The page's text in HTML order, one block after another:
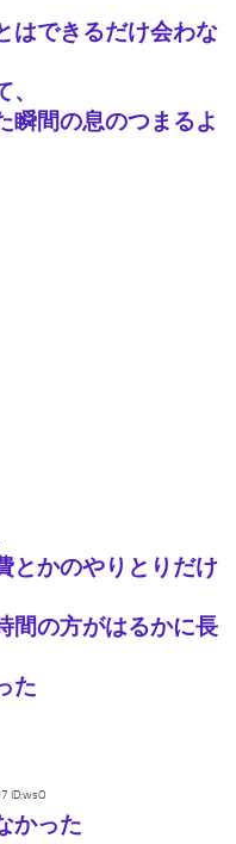
はできるだけ会わな
瞬間の息のつまるよ
とかのやりとりだけ
間の方がはるかに長
た
ID:wsO
かった